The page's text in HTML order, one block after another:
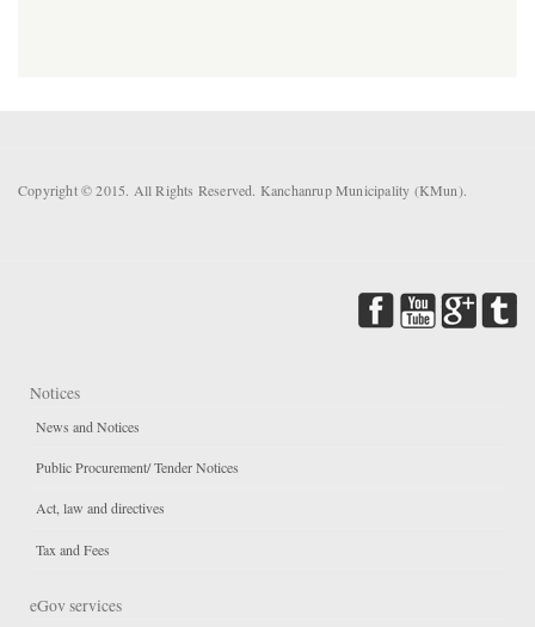
Copyright © 2015. All Rights Reserved. Kanchanrup Municipality (KMun).
Notices
News and Notices
Public Procurement/ Tender Notices
Act, law and directives
Tax and Fees
eGov services